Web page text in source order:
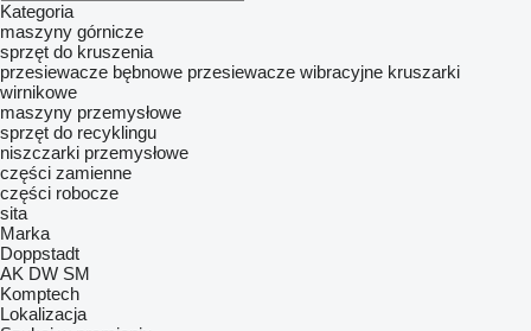
Kategoria
maszyny górnicze
sprzęt do kruszenia
przesiewacze bębnowe przesiewacze wibracyjne kruszarki
wirnikowe
maszyny przemysłowe
sprzęt do recyklingu
niszczarki przemysłowe
części zamienne
części robocze
sita
Marka
Doppstadt
AK DW SM
Komptech
Lokalizacja